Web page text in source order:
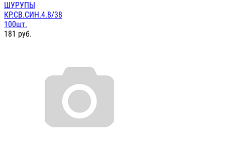
ШУРУПЫ
КР.СВ.СИН.4.8/38
100шт.
181 руб.